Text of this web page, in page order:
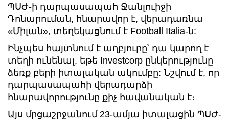
ՊՍԺ-ի դարպասապահ Ջանլուիջի
Դոնարուման, հնարավոր է, վերադառնա
«Միլան», տեղեկացնում է Football Italia-ն:
Ինչպես հայտնում է աղբյուրը՝ դա կարող է
տեղի ունենալ, եթե Investcorp ընկերությունը
ձեռք բերի իտալական ակումբը: Նշվում է, որ
դարպասապահի վերադարձի
հնարավորությունը քիչ հավանական է։
Այս մրցաշրջանում 23-ամյա իտալացին ՊՍԺ-